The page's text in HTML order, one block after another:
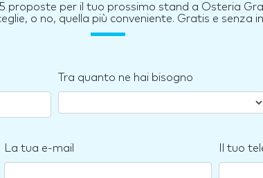
proposte per il tuo prossimo stand a Osteria
o no, quella più conveniente. Gratis e senza
Tra quanto ne hai bisogno
La tua e-mail Il tuo